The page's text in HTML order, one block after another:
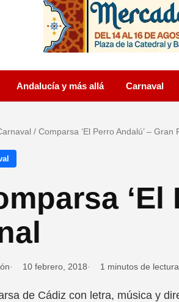
Andalucía y más allá Carnaval
/ Comparsa ‘El Perro Andalú’ – Gran
‘El
10 febrero, 2018 1 minutos de lectura
de Cádiz con letra, música y